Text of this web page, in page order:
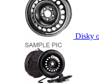
Disky